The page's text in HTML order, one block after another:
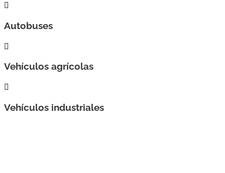

Autobuses

Vehículos agrícolas

Vehículos industriales